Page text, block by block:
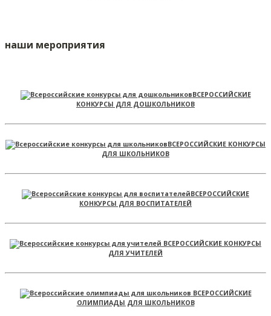
наши мероприятия
ВСЕРОССИЙСКИЕ
КОНКУРСЫ ДЛЯ ДОШКОЛЬНИКОВ
ВСЕРОССИЙСКИЕ КОНКУРСЫ
ДЛЯ ШКОЛЬНИКОВ
ВСЕРОССИЙСКИЕ
КОНКУРСЫ ДЛЯ ВОСПИТАТЕЛЕЙ
ВСЕРОССИЙСКИЕ КОНКУРСЫ
ДЛЯ УЧИТЕЛЕЙ
ВСЕРОССИЙСКИЕ
ОЛИМПИАДЫ ДЛЯ ШКОЛЬНИКОВ